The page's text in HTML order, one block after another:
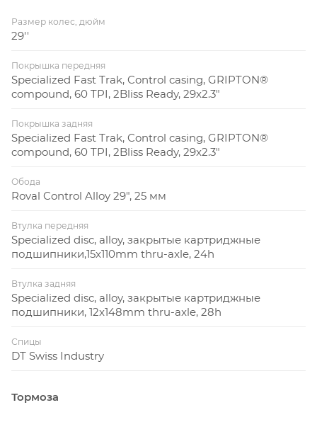
Размер колес, дюйм
29''
Покрышка передняя
Specialized Fast Trak, Control casing, GRIPTON®
compound, 60 TPI, 2Bliss Ready, 29x2.3"
Покрышка задняя
Specialized Fast Trak, Control casing, GRIPTON®
compound, 60 TPI, 2Bliss Ready, 29x2.3"
Обода
Roval Control Alloy 29", 25 мм
Втулка передняя
Specialized disc, alloy, закрытые картриджные
подшипники,15x110mm thru-axle, 24h
Втулка задняя
Specialized disc, alloy, закрытые картриджные
подшипники, 12x148mm thru-axle, 28h
Спицы
DT Swiss Industry
Тормоза